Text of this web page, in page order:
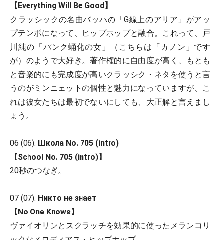
【Everything Will Be Good】
クラッシックの名曲バッハの「G線上のアリア」がアッ
プテンポになって、ヒップホップと融合。これって、戸
川純の「パンク蛹化の女」（こちらは「カノン」です
が）のようで大好き。著作権的に自由度が高く、もとも
と音楽的にも完成度が高いクラッシク・ネタを使うと言
うのがミンニェットの個性と魅力になっていますが、こ
れは彼女たちは最初でないにしても、大正解と言えまし
ょう。
06 (06). Школа No. 705 (intro)
【School No. 705 (intro)】
20秒のつなぎ。
07 (07). Никто не знает
【No One Knows】
ヴァイオリンとスクラッチを効果的に使ったメランコリ